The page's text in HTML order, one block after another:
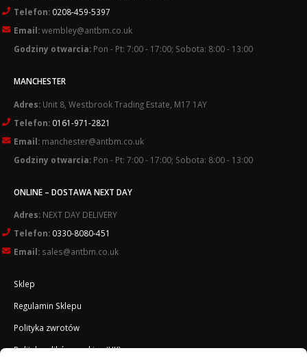
Telefon: 0208-459-5397
Email:wembley@antbm.co.uk
Godziny otwarcia: Pon - Pt: 7:00 - 17:00; Sobota: 8:00 - 13:00
MANCHESTER
Adres: Unit 8, Westbrook Trading Estate, M17 1AY
Telefon: 0161-971-2821
Email: manchester@antbm.co.uk
Godziny otwarcia: Pon - Pt: 7:00 - 17:00; Sobota: 8:00 - 13:00
ONLINE – DOSTAWA NEXT DAY
Adres: NEXT DAY DELIVERY
Telefon: 0330-8080-451
Email: sales@antbm.co.uk
Sklep
Regulamin Sklepu
Polityka zwrotów
Polityka plików cookies (UK)